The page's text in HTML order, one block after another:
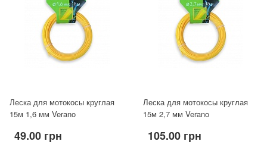
Леска для мотокосы круглая
15м 1,6 мм Verano
49.00 грн
Леска для мотокосы круглая
15м 2,7 мм Verano
105.00 грн